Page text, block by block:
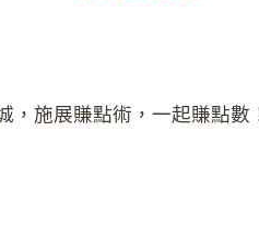
，施展賺點術，一起賺點數